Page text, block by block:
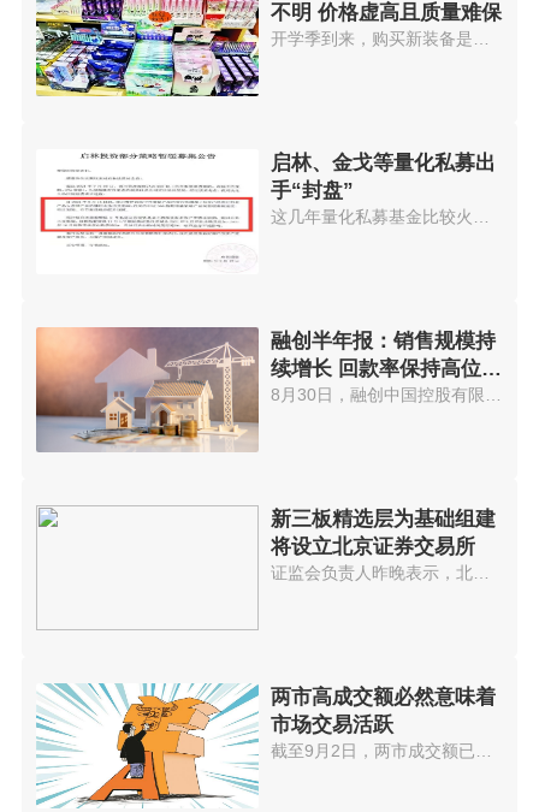
不明 价格虚高且质量难保
启林、金戈等量化私募出
手“封盘”
融创半年报：销售规模持
续增长 回款率保持高位水
平
新三板精选层为基础组建
将设立北京证券交易所
证监会负责人昨晚表示，北京证券...
两市高成交额必然意味着
市场交易活跃
截至9月2日，两市成交额已连续32...